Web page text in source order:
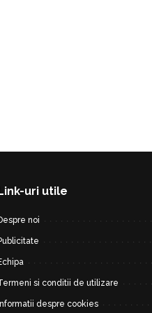
uri utile
noi
si conditii de utilizare
despre cookies